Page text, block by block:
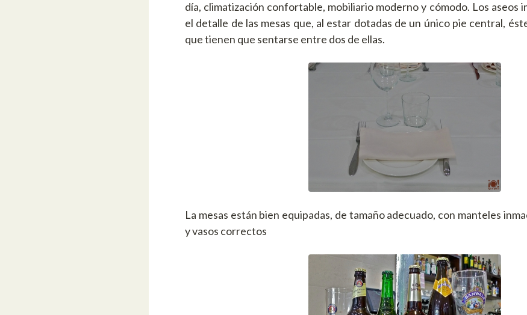
día, climatización confortable, mobiliario moderno y cómodo. Los aseos
el detalle de las mesas que, al estar dotadas de un único pie central,
que tienen que sentarse entre dos de ellas.
La mesas están bien equipadas, de tamaño adecuado, con manteles
y vasos correctos